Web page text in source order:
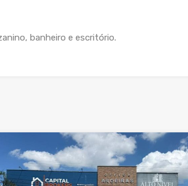
banheiro e escritório.